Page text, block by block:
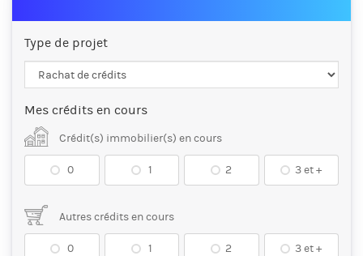
Type de projet
Mes crédits en cours
Crédit(s) immobilier(s) en cours
0 1 2 3 et +
Autres crédits en cours
0 1 2 3 et +